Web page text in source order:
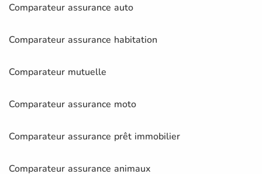
Comparateur assurance auto
Comparateur assurance habitation
Comparateur mutuelle
Comparateur assurance moto
Comparateur assurance prêt immobilier
Comparateur assurance animaux